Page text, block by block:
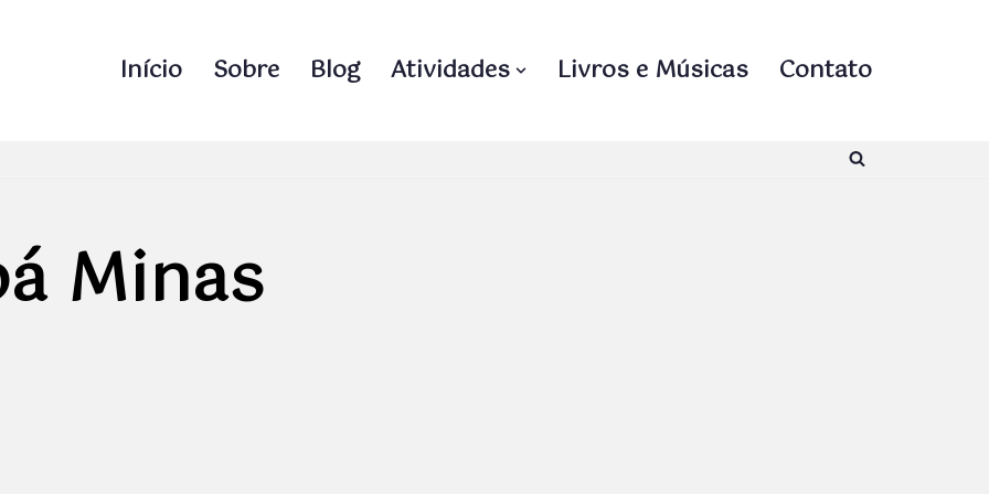
Início Sobre Blog Atividades Livros e Músicas Contato
Minas